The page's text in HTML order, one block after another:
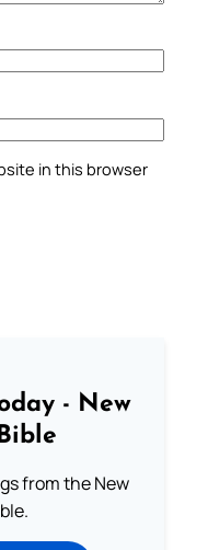
in this browser
- New
from the New